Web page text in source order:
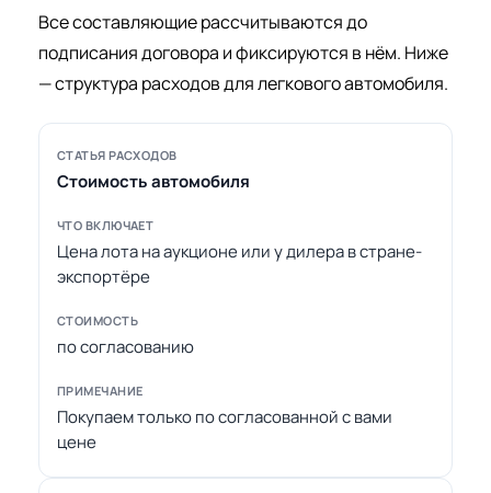
Все составляющие рассчитываются до
подписания договора и фиксируются в нём. Ниже
— структура расходов для легкового автомобиля.
Стоимость автомобиля
Цена лота на аукционе или у дилера в стране-
экспортёре
по согласованию
Покупаем только по согласованной с вами
цене